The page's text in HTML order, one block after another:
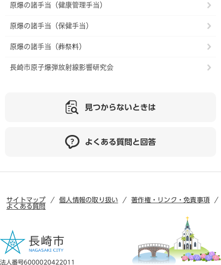
原爆の諸手当（健康管理手当）
原爆の諸手当（保健手当）
原爆の諸手当（葬祭料）
長崎市原子爆弾放射線影響研究会
見つからないときは
よくある質問と回答
サイトマップ 個人情報の取り扱い
著作権・リンク・免責事項
よくある質問
法人番号6000020422011